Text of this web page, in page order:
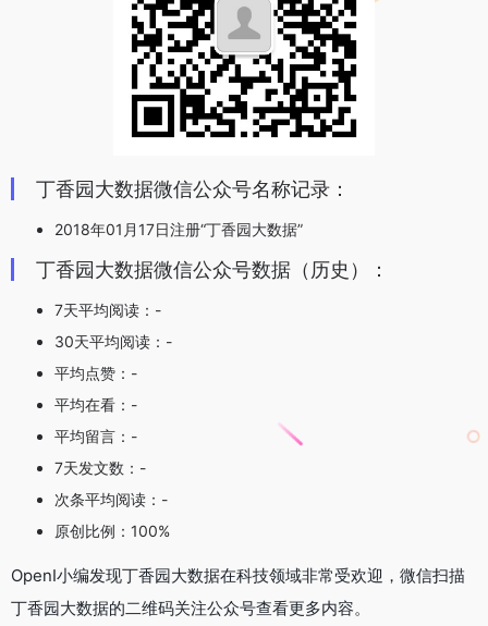
丁香园大数据微信公众号名称记录：
2018年01月17日注册“丁香园大数据”
丁香园大数据微信公众号数据（历史）：
7天平均阅读：-
30天平均阅读：-
平均点赞：-
平均在看：-
平均留言：-
7天发文数：-
次条平均阅读：-
原创比例：100%
OpenI小编发现丁香园大数据在科技领域非常受欢迎，微信扫描
丁香园大数据的二维码关注公众号查看更多内容。